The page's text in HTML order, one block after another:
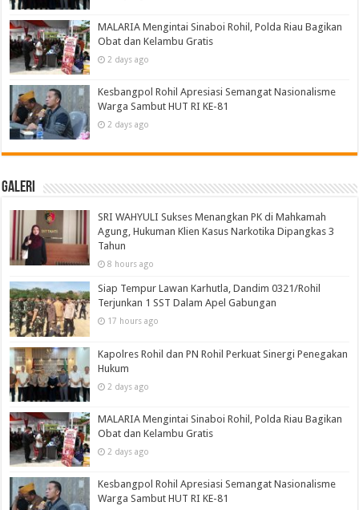
MALARIA Mengintai Sinaboi Rohil, Polda Riau Bagikan
Obat dan Kelambu Gratis
2 days ago
Kesbangpol Rohil Apresiasi Semangat Nasionalisme
Warga Sambut HUT RI KE-81
2 days ago
Galeri
SRI WAHYULI Sukses Menangkan PK di Mahkamah
Agung, Hukuman Klien Kasus Narkotika Dipangkas 3
Tahun
8 hours ago
Siap Tempur Lawan Karhutla, Dandim 0321/Rohil
Terjunkan 1 SST Dalam Apel Gabungan
17 hours ago
Kapolres Rohil dan PN Rohil Perkuat Sinergi Penegakan
Hukum
2 days ago
MALARIA Mengintai Sinaboi Rohil, Polda Riau Bagikan
Obat dan Kelambu Gratis
2 days ago
Kesbangpol Rohil Apresiasi Semangat Nasionalisme
Warga Sambut HUT RI KE-81